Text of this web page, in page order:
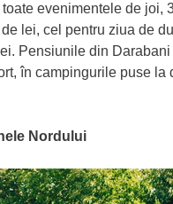
evenimentele de joi,
lei, cel pentru ziua de
Pensiunile din
în campingurile puse la
Nordului